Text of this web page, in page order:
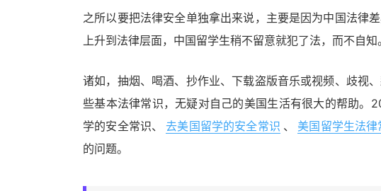
之所以要把法律安全单独拿出来说，主要是因为中国法律
上升到法律层面，中国留学生稍不留意就犯了法，而不自知。
诸如，抽烟、喝酒、抄作业、下载盗版音乐或视频、歧视
些基本法律常识，无疑对自己的美国生活有很大的帮助。
学的安全常识、
去美国留学的安全常识 、 美国留学生法律
的问题。